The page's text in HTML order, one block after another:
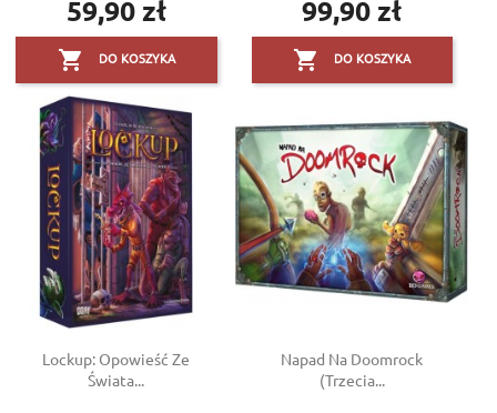
Cena
59,90 zł
 DO KOSZYKA
Cena
99,90 zł
 DO KOSZYKA
Lockup: Opowieść Ze
Świata...
Napad Na Doomrock
(trzecia...